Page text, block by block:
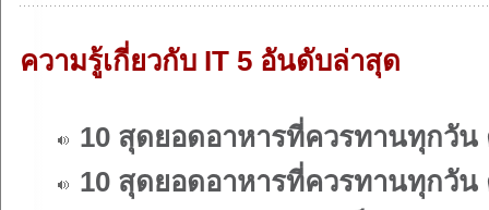
ความรู้เกี่ยวกับ IT 5 อันดับล่าสุด
10 สุดยอดอาหารที่ควรทานทุกวัน
10 สุดยอดอาหารที่ควรทานทุกวัน